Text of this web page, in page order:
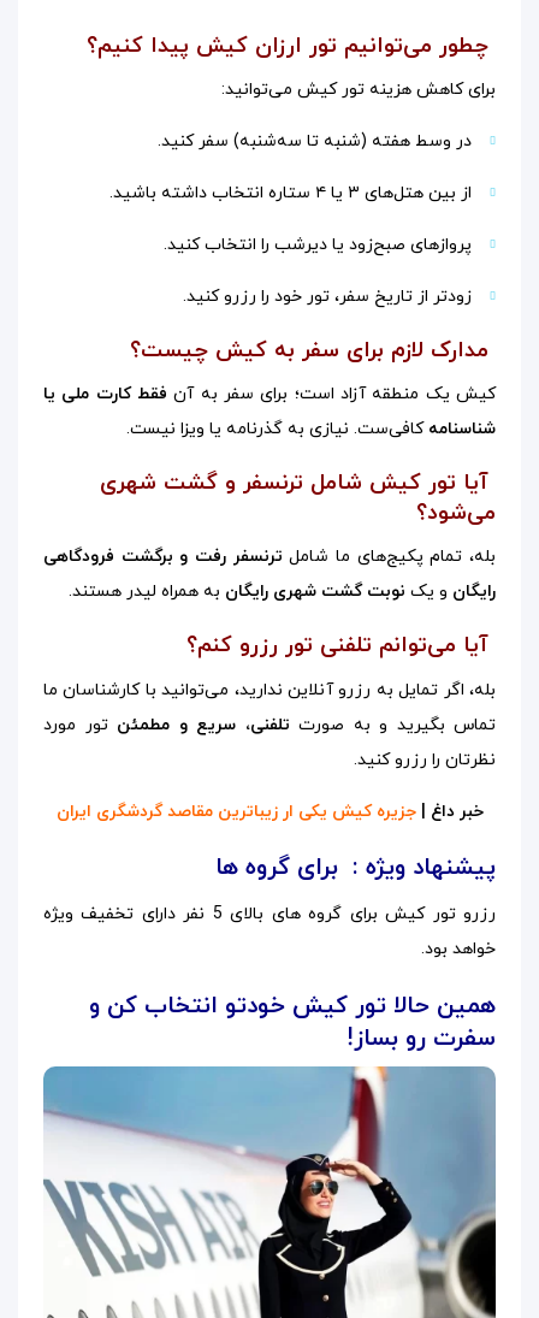
چطور می‌توانیم تور ارزان کیش پیدا کنیم؟
برای کاهش هزینه تور کیش می‌توانید:
در وسط هفته (شنبه تا سه‌شنبه) سفر کنید.
از بین هتل‌های ۳ یا ۴ ستاره انتخاب داشته باشید.
پروازهای صبح‌زود یا دیرشب را انتخاب کنید.
زودتر از تاریخ سفر، تور خود را رزرو کنید.
مدارک لازم برای سفر به کیش چیست؟
کیش یک منطقه آزاد است؛ برای سفر به آن فقط کارت ملی یا
شناسنامه کافی‌ست. نیازی به گذرنامه یا ویزا نیست.
آیا تور کیش شامل ترنسفر و گشت شهری
می‌شود؟
بله، تمام پکیج‌های ما شامل ترنسفر رفت و برگشت فرودگاهی
رایگان و یک نوبت گشت شهری رایگان به همراه لیدر هستند.
آیا می‌توانم تلفنی تور رزرو کنم؟
بله، اگر تمایل به رزرو آنلاین ندارید، می‌توانید با کارشناسان ما
تماس بگیرید و به صورت تلفنی، سریع و مطمئن تور مورد
نظرتان را رزرو کنید.
خبر داغ |جزیره کیش یکی ار زیباترین مقاصد گردشگری ایران
پیشنهاد ویژه : برای گروه ها
رزرو تور کیش برای گروه های بالای 5 نفر دارای تخفیف ویژه
خواهد بود.
همین حالا تور کیش خودتو انتخاب کن و
سفرت رو بساز!